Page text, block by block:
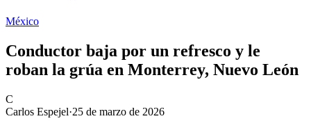
México
Conductor baja por un refresco y le
roban la grúa en Monterrey, Nuevo León
C
Carlos Espejel·25 de marzo de 2026